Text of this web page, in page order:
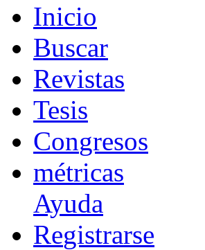
Inicio
Buscar
Revistas
Tesis
Congresos
métricas
Ayuda
Registrarse